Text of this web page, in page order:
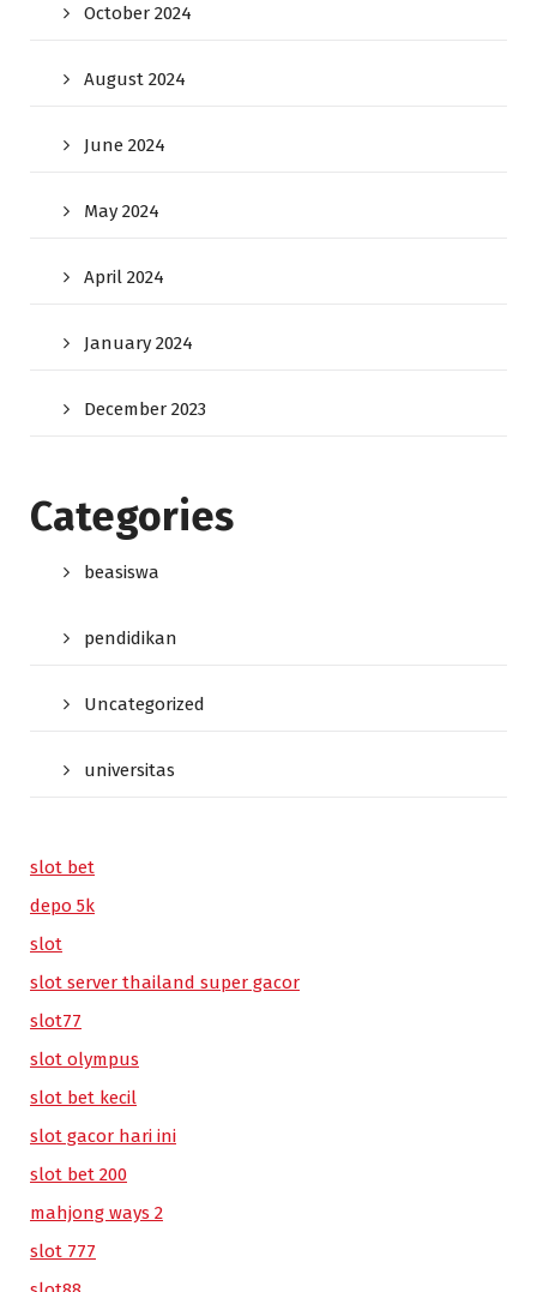
October 2024
August 2024
June 2024
May 2024
April 2024
January 2024
December 2023
Categories
beasiswa
pendidikan
Uncategorized
universitas
slot bet
depo 5k
slot
slot server thailand super gacor
slot77
slot olympus
slot bet kecil
slot gacor hari ini
slot bet 200
mahjong ways 2
slot 777